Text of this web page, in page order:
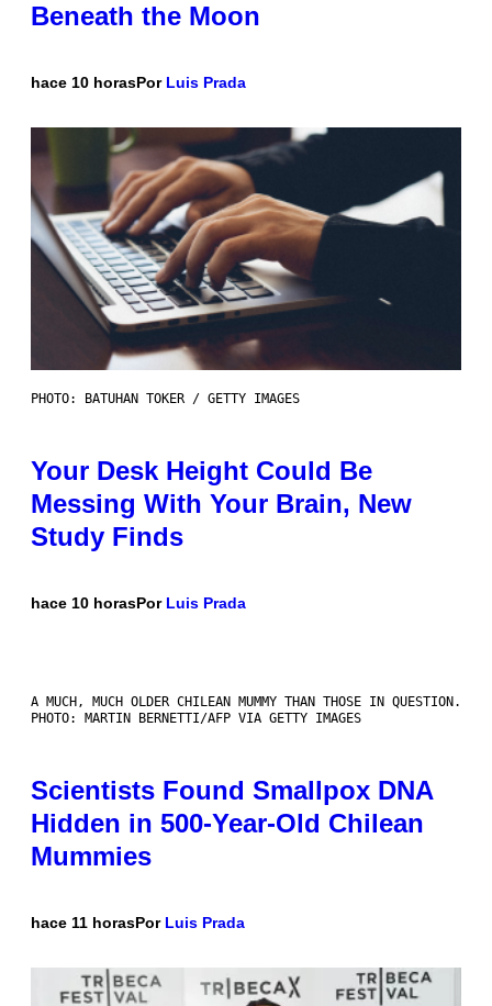
Beneath the Moon
hace 10 horasPor Luis Prada
PHOTO: BATUHAN TOKER / GETTY IMAGES
Your Desk Height Could Be
Messing With Your Brain, New
Study Finds
hace 10 horasPor Luis Prada
A MUCH, MUCH OLDER CHILEAN MUMMY THAN THOSE IN QUESTION.
PHOTO: MARTIN BERNETTI/AFP VIA GETTY IMAGES
Scientists Found Smallpox DNA
Hidden in 500-Year-Old Chilean
Mummies
hace 11 horasPor Luis Prada